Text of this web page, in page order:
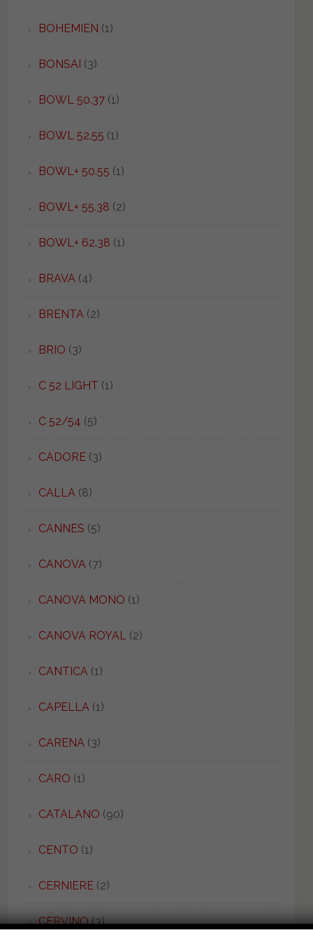
BOHEMIEN (1)
BONSAI (3)
BOWL 50.37(1)
BOWL 52.55 (1)
BOWL+ 50.55 (1)
BOWL+ 55.38 (2)
BOWL+ 62.38 (1)
BRAVA(4)
BRENTA(2)
BRIO (3)
C 52 LIGHT (1)
C 52/54 (5)
CADORE(3)
CALLA(8)
CANNES (5)
CANOVA(7)
CANOVA MONO (1)
CANOVA ROYAL(2)
CANTICA(1)
CAPELLA(1)
CARENA(3)
CARO (1)
CATALANO (90)
CENTO (1)
CERNIERE(2)
CERVINO(3)